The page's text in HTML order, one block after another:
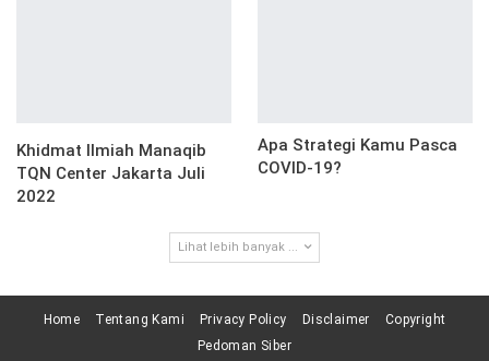
Khidmat Ilmiah Manaqib
TQN Center Jakarta Juli
2022
Apa Strategi Kamu Pasca
COVID-19?
Lihat lebih banyak ...
Home Tentang Kami Privacy Policy Disclaimer
Copyright
Pedoman Siber